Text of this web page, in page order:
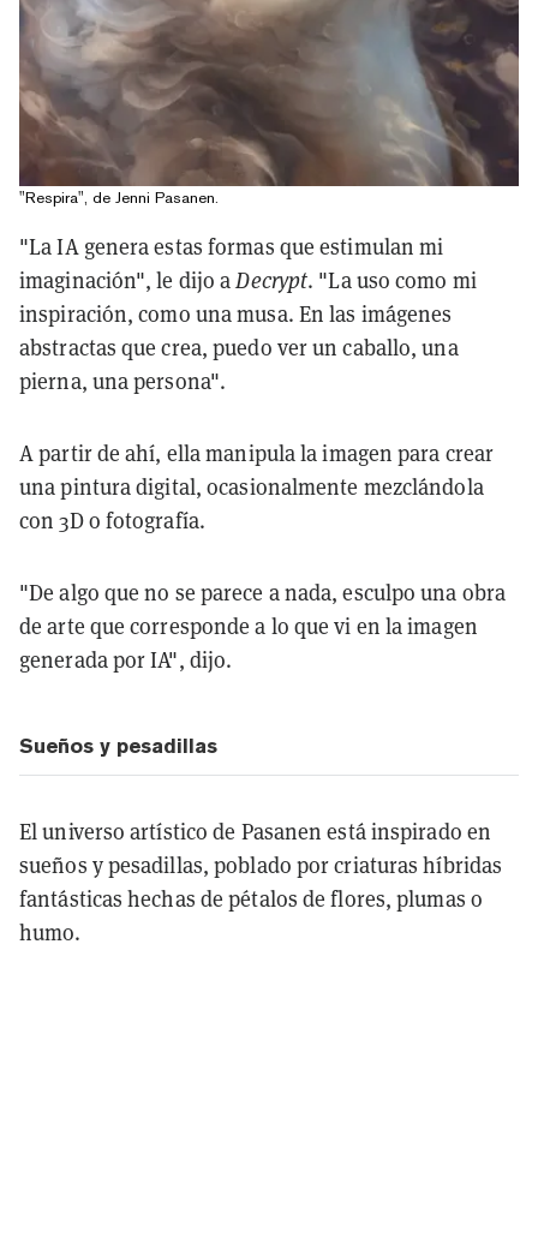
"Respira", de Jenni Pasanen.
"La IA genera estas formas que estimulan mi
imaginación", le dijo aDecrypt. "La uso como mi
inspiración, como una musa. En las imágenes
abstractas que crea, puedo ver un caballo, una
pierna, una persona".
A partir de ahí, ella manipula la imagen para crear
una pintura digital, ocasionalmente mezclándola
con 3D o fotografía.
"De algo que no se parece a nada, esculpo una obra
de arte que corresponde a lo que vi en la imagen
generada por IA", dijo.
Sueños y pesadillas
El universo artístico de Pasanen está inspirado en
sueños y pesadillas, poblado por criaturas híbridas
fantásticas hechas de pétalos de flores, plumas o
humo.